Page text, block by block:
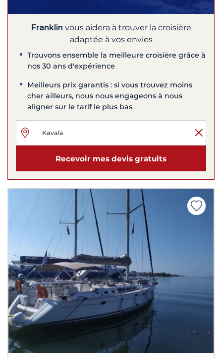
Franklin vous aidera à trouver la croisière
adaptée à vos envies
Trouvons ensemble la meilleure croisière grâce à
nos 30 ans d'expérience
Meilleurs prix garantis : si vous trouvez moins
cher ailleurs, nous nous engageons à nous
aligner sur le tarif le plus bas
Recevoir mes devis gratuits